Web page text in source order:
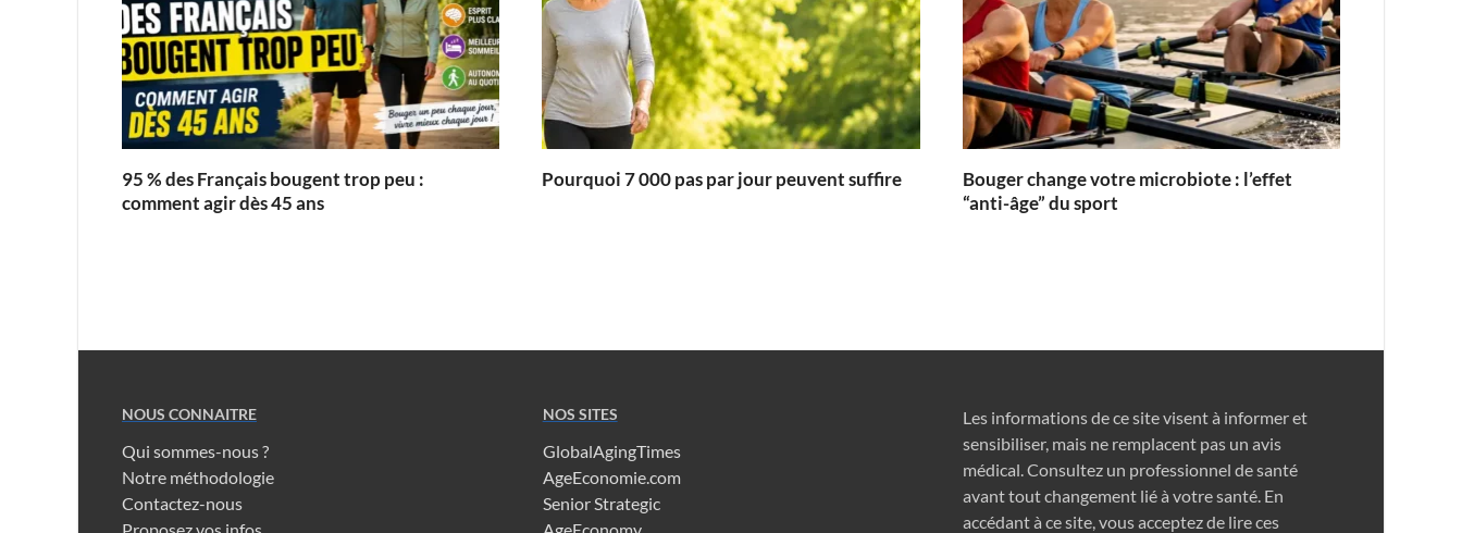
95 % des Français bougent trop peu :
comment agir dès 45 ans
Pourquoi 7 000 pas par jour peuvent suffire
Bouger change votre microbiote : l’effet
“anti-âge” du sport
NOUS CONNAITRE
Qui sommes-nous ?
Notre méthodologie
Contactez-nous
NOS SITES
GlobalAgingTimes
AgeEconomie.com
Senior Strategic
Les informations de ce site visent à informer et
sensibiliser, mais ne remplacent pas un avis
médical. Consultez un professionnel de santé
avant tout changement lié à votre santé. En
accédant à ce site, vous acceptez de lire ces